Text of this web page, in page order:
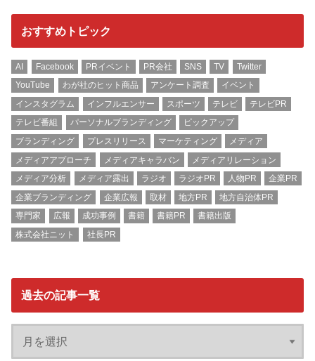
おすすめトピック
AI Facebook PRイベント PR会社 SNS TV
Twitter
YouTube
わが社のヒット商品 アンケート調査
イベント
インスタグラム
インフルエンサー スポーツ テレビ
テレビPR
テレビ番組
パーソナルブランディング
ピックアップ
ブランディング
プレスリリース マーケティング
メディア
メディアアプローチ
メディアキャラバン
メディアリレーション
メディア分析
メディア露出 ラジオ ラジオPR 人物PR
企業PR
企業ブランディング
企業広報 取材 地方PR
地方自治体PR
専門家
広報 成功事例 書籍 書籍PR
書籍出版
株式会社ニット
社長PR
過去の記事一覧